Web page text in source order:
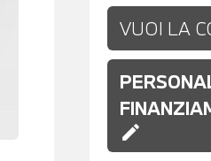
VUOI LA
edit